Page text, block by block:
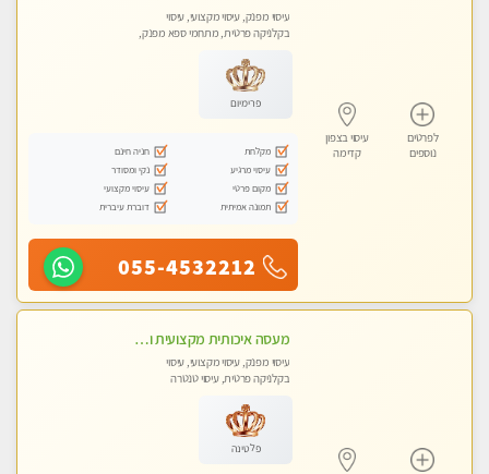
לפרטים
נוספים
עיסוי בצפון
קדימה
עיסוי מפנק, עיסוי מקצועי, עיסוי
בקלניקה פרטית, מתחמי ספא מפנק,
פרימיום
מקלחת
חניה חינם
עיסוי מרגיע
נקי ומסודר
מקום פרטי
עיסוי מקצועי
תמונה אמיתית
דוברת עיברית
055-4532212
מעסה איכותית מקצועית ומפנקת
עיסוי מפנק, עיסוי מקצועי, עיסוי
בקלניקה פרטית, עיסוי טנטרה
פלטינה